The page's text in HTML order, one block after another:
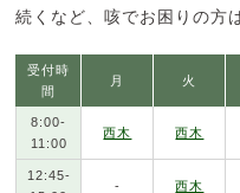
続くなど、咳でお困りの方
受付時
間
月 火
8:00-
11:00
西木 西木
12:45-
- 西木